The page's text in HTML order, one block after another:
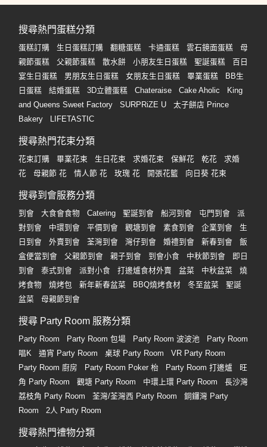
搜尋熱門蛋糕分類
蛋糕訂購 生日蛋糕訂購 翻糖蛋糕 卡通蛋糕 雲石鏡面蛋糕
母
親節蛋糕
父親節蛋糕 散水餅 小朋友生日蛋糕 聖誕蛋糕
百日
宴生日蛋糕
男朋友生日蛋糕 女朋友生日蛋糕 畢業蛋糕
BB生
日蛋糕
結婚蛋糕 3D立體蛋糕 Chateraise Cake Aholic
King
and Queens Sweet Factory
SURPRiZE U
太子餅店 Prince
Bakery
LIFETASTIC
搜尋熱門花束分類
花束訂購 畢業花束 生日花束 求婚花束 保鮮花 乾花
求婚
花
母親節 花 情人節 花 玫瑰 花 開張花籃 向日葵 花束
搜尋到會服務分類
到會 大食會食物 Catering 聖誕到會 船河到會 屯門到會
派
對到會
中環到會 平價到會 觀塘到會 素食到會 企業到會
生
日到會
外賣到會 荃灣到會 灣仔到會 婚禮到會 新春到會
飯
盒便當到會
父親節到會 親子到會 到會小食 中秋節到會
即日
到會
泰式到會 派對小食 打邊爐食材外賣 盆菜 中秋盆菜
燒
烤食物
燒烤包 新年新春盆菜 BBQ燒烤食材 冬至盆菜
聖誕
盆菜
母親節到會
搜尋 Party Room 服務分類
Party Room Party Room 包場 Party Room 波波池
Party Room
唱K
通宵 Party Room 桌球 Party Room
VR Party Room
Party Room 廚房
Party Room Poker 枱 Party Room 打邊爐
旺
角 Party Room
觀塘 Party Room 中環上環 Party Room
長沙灣
荔枝角 Party Room
荃灣/荃灣西 Party Room
銅鑼灣 Party
Room
2人 Party Room
搜尋熱門禮物分類